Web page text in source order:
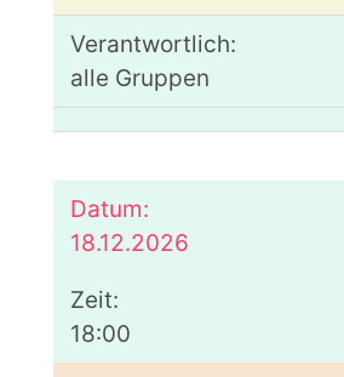
alle Gruppen
18.12.2026
18:00